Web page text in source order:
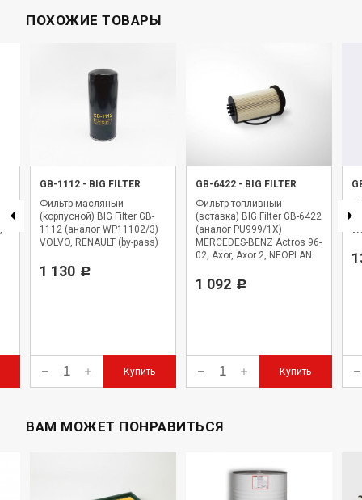
ПОХОЖИЕ ТОВАРЫ
GB-1112 - BIG FILTER
Фильтр масляный
(корпусной) BIG Filter GB-
1112 (аналог WP11102/3)
VOLVO, RENAULT (by-pass)
1 130 Р
Купить
GB-6422 - BIG FILTER
Фильтр топливный
(вставка) BIG Filter GB-6422
(аналог PU999/1X)
MERCEDES-BENZ Actros 96-
02, Axor, Axor 2, NEOPLAN
1 092 Р
Купить
ВАМ МОЖЕТ ПОНРАВИТЬСЯ